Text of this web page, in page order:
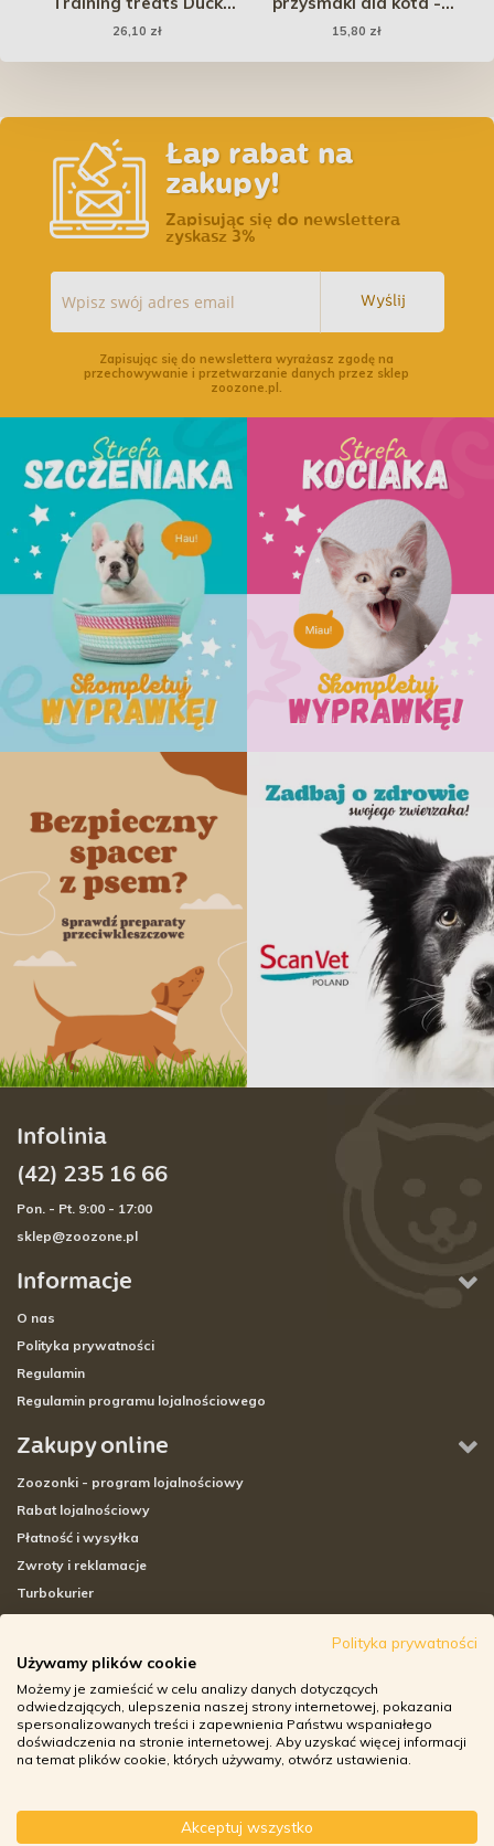
with Beet 200g
26,10 zł
krewetki i owoce morza
3x11,3g
15,80 zł
Łap rabat na
zakupy!
Zapisując się do newslettera
zyskasz 3%
Wyślij
Zapisując się do newslettera wyrażasz zgodę na
przechowywanie i przetwarzanie danych przez sklep
zoozone.pl.
Informacje
O nas
Polityka prywatności
Regulamin
Regulamin programu lojalnościowego
Zakupy online
Zoozonki - program lojalnościowy
Rabat lojalnościowy
Płatność i wysyłka
Zwroty i reklamacje
Turbokurier
Adresy sklepów stacjonarnych
Godziny otwarcia sklepów
Aplikacja zoozone.pl
Zwroty i reklamacje
Infolinia
(42) 235 16 66
Pon. - Pt. 9:00 - 17:00
sklep@zoozone.pl
Polityka prywatności
Używamy plików cookie
Możemy je zamieścić w celu analizy danych dotyczących
odwiedzających, ulepszenia naszej strony internetowej, pokazania
spersonalizowanych treści i zapewnienia Państwu wspaniałego
doświadczenia na stronie internetowej. Aby uzyskać więcej informacji
na temat plików cookie, których używamy, otwórz ustawienia.
Akceptuj wszystko